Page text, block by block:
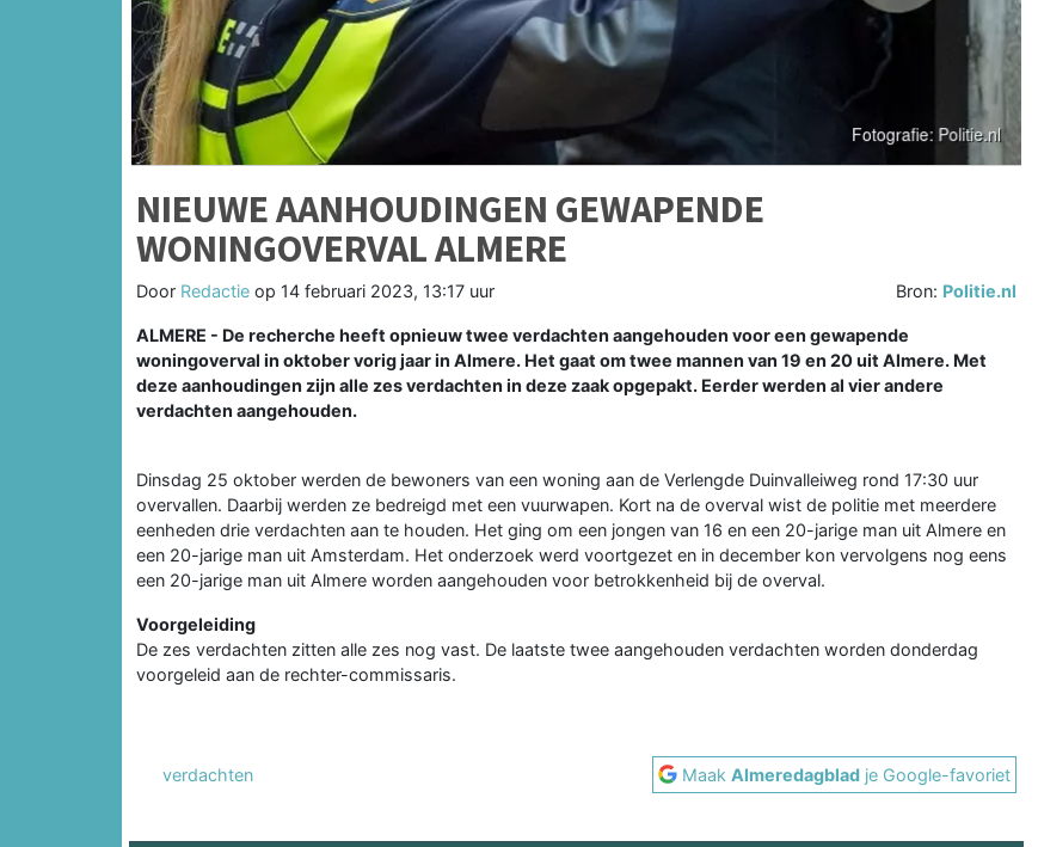
NIEUWE AANHOUDINGEN GEWAPENDE
WONINGOVERVAL ALMERE
Door Redactie op 14 februari 2023, 13:17 uur Bron: Politie.nl
ALMERE - De recherche heeft opnieuw twee verdachten aangehouden voor een gewapende
woningoverval in oktober vorig jaar in Almere. Het gaat om twee mannen van 19 en 20 uit Almere. Met
deze aanhoudingen zijn alle zes verdachten in deze zaak opgepakt. Eerder werden al vier andere
verdachten aangehouden.
Dinsdag 25 oktober werden de bewoners van een woning aan de Verlengde Duinvalleiweg rond 17:30 uur
overvallen. Daarbij werden ze bedreigd met een vuurwapen. Kort na de overval wist de politie met meerdere
eenheden drie verdachten aan te houden. Het ging om een jongen van 16 en een 20-jarige man uit Almere en
een 20-jarige man uit Amsterdam. Het onderzoek werd voortgezet en in december kon vervolgens nog eens
een 20-jarige man uit Almere worden aangehouden voor betrokkenheid bij de overval.
Voorgeleiding
De zes verdachten zitten alle zes nog vast. De laatste twee aangehouden verdachten worden donderdag
voorgeleid aan de rechter-commissaris.
verdachten MaakAlmeredagblad je Google-favoriet